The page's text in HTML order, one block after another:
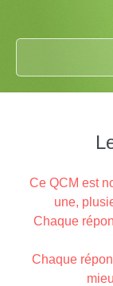
Ce QCM est
une,
Chaque
Chaque